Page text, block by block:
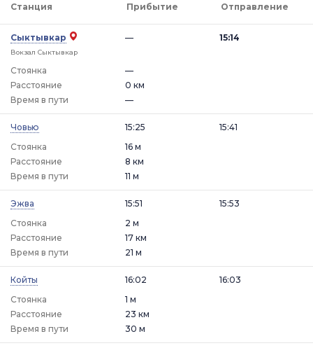
Станция Прибытие Отправление
Сыктывкар
Вокзал Сыктывкар
—
Стоянка —
15:14
Расстояние
0 км
Время в пути
—
Човью
15:25
Стоянка
16 м
15:41
Расстояние
8 км
Время в пути
11 м
Эжва
15:51
Стоянка
2 м
15:53
Расстояние
17 км
Время в пути
21 м
Койты
16:02
Стоянка
1 м
16:03
Расстояние
23 км
Время в пути
30 м